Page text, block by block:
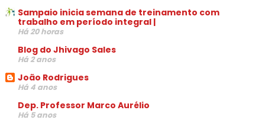
Sampaio inicia semana de treinamento com
trabalho em período integral |
Há 20 horas
Blog do Jhivago Sales
Há 2 anos
João Rodrigues
Há 4 anos
Dep. Professor Marco Aurélio
Há 5 anos